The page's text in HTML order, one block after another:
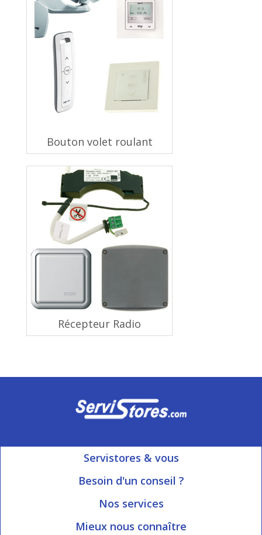
Bouton volet roulant
Récepteur Radio
Servistores & vous
Mon compte
Besoin d'un conseil ?
Ouvert du Lundi au Vendredi
Nos services
Informations livraison
Mieux nous connaître